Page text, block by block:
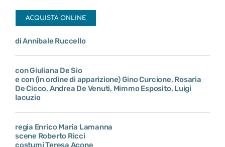
ACQUISTA ONLINE
di Annibale Ruccello
con Giuliana De Sio
e con (in ordine di apparizione) Gino Curcione, Rosaria
De Cicco, Andrea De Venuti, Mimmo Esposito, Luigi
Iacuzio
regia Enrico Maria Lamanna
scene Roberto Ricci
costumi Teresa Acone